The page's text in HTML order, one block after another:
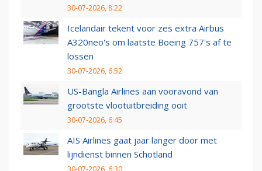
30-07-2026, 8:22
Icelandair tekent voor zes extra Airbus
A320neo's om laatste Boeing 757's af te
lossen
30-07-2026, 6:52
US-Bangla Airlines aan vooravond van
grootste vlootuitbreiding ooit
30-07-2026, 6:45
AIS Airlines gaat jaar langer door met
lijndienst binnen Schotland
30-07-2026, 6:30